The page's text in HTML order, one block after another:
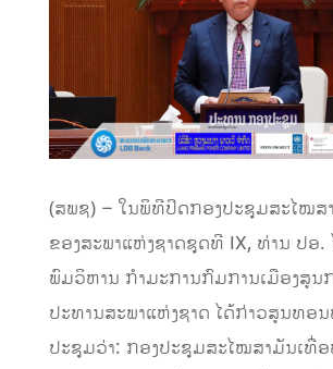
(ສພຊ) – ໃນພິທີປິດກອງປະຊຸມສະໄໝສ
ຂອງສະພາແຫ່ງຊາດຊຸດທີ IX, ທ່ານ ປອ
ພົມວິຫານ ກຳມະການກົມການເມືອງສູນ
ປະທານສະພາແຫ່ງຊາດ ໄດ້ກ່າວສູນທອ
ປະຊຸມວ່າ: ກອງປະຊຸມສະໄໝສາມັນເທື່ອ